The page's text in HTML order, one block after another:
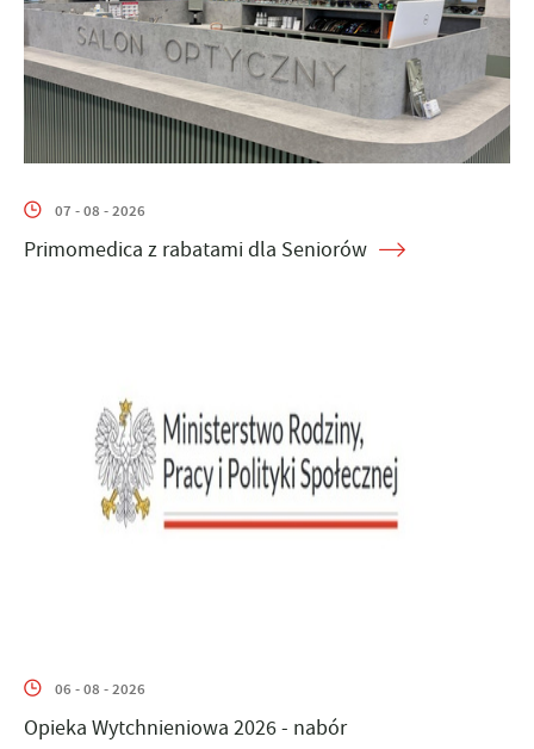
07 - 08 - 2026
Primomedica z rabatami dla Seniorów
06 - 08 - 2026
Opieka Wytchnieniowa 2026 - nabór